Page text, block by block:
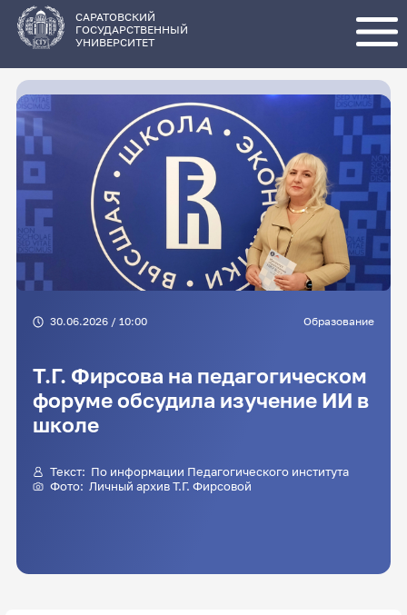
основному
содержанию
САРАТОВСКИЙ
ГОСУДАРСТВЕННЫЙ
УНИВЕРСИТЕТ
30.06.2026 / 10:00 Образование
Т.Г. Фирсова на педагогическом
форуме обсудила изучение ИИ в
школе
Текст: По информации Педагогического института
Фото: Личный архив Т.Г. Фирсовой